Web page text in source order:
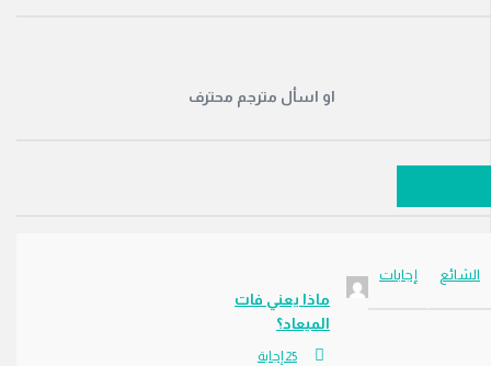
او اسأل مترجم محترف
إجابات
ماذا يعني فات
الميعاد؟